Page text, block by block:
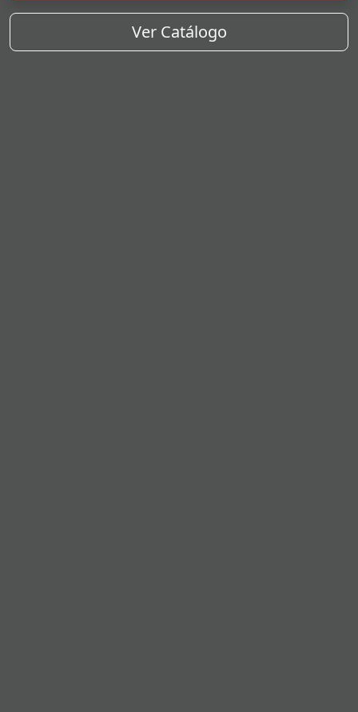
Ver Catálogo